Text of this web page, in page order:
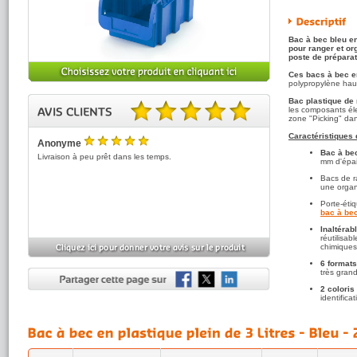
5.00 sur 5 basé sur 1 note(s).
Anonyme
5
Livraison à peu prêt dans les temps.
Bac à bec bleu
pour ranger et
poste de
Ces bacs à bec
polypropylène
Bac plastique de
les composants
zone "Picking"
Caractéristiques
Bac à
mm
Bacs de
une
Porte-
bac à
6
très
2 coloris